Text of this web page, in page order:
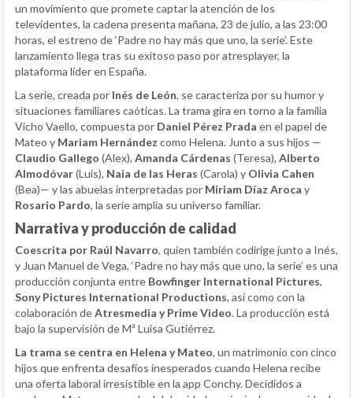
un movimiento que promete captar la atención de los
televidentes, la cadena presenta mañana, 23 de julio, a las 23:00
horas, el estreno de ‘Padre no hay más que uno, la serie’. Este
lanzamiento llega tras su exitoso paso por atresplayer, la
plataforma líder en España.
La serie, creada por Inés de León, se caracteriza por su humor y
situaciones familiares caóticas. La trama gira en torno a la familia
Vicho Vaello, compuesta por Daniel Pérez Prada en el papel de
Mateo y Mariam Hernández como Helena. Junto a sus hijos —
Claudio Gallego (Alex), Amanda Cárdenas (Teresa), Alberto
Almodóvar(Luis), Naia de las Heras (Carola) y Olivia Cahen
(Bea)— y las abuelas interpretadas por Miriam Díaz Aroca y
Rosario Pardo, la serie amplía su universo familiar.
Narrativa y producción de calidad
Coescrita por Raúl Navarro, quien también codirige junto a Inés,
y Juan Manuel de Vega, ‘Padre no hay más que uno, la serie’ es una
producción conjunta entre Bowfinger International Pictures,
Sony Pictures International Productions, así como con la
colaboración deAtresmedia y Prime Video. La producción está
bajo la supervisión de Mª Luisa Gutiérrez.
La trama se centra en Helena y Mateo, un matrimonio con cinco
hijos que enfrenta desafíos inesperados cuando Helena recibe
una oferta laboral irresistible en la app Conchy. Decididos a